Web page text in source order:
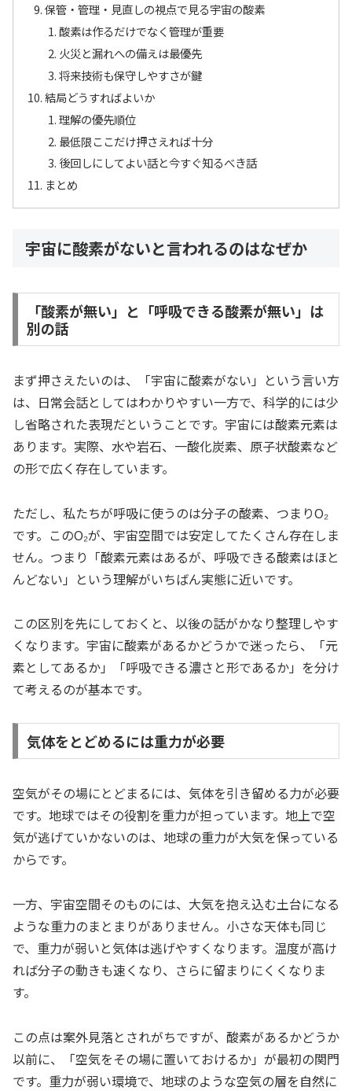
保管・管理・見直しの視点で見る宇宙の酸素
酸素は作るだけでなく管理が重要
火災と漏れへの備えは最優先
将来技術も保守しやすさが鍵
結局どうすればよいか
理解の優先順位
最低限ここだけ押さえれば十分
後回しにしてよい話と今すぐ知るべき話
まとめ
宇宙に酸素がないと言われるのはなぜか
「酸素が無い」と「呼吸できる酸素が無い」は
別の話
まず押さえたいのは、「宇宙に酸素がない」という言い方
は、日常会話としてはわかりやすい一方で、科学的には少
し省略された表現だということです。宇宙には酸素元素は
あります。実際、水や岩石、一酸化炭素、原子状酸素など
の形で広く存在しています。
ただし、私たちが呼吸に使うのは分子の酸素、つまりO₂
です。このO₂が、宇宙空間では安定してたくさん存在しま
せん。つまり「酸素元素はあるが、呼吸できる酸素はほと
んどない」という理解がいちばん実態に近いです。
この区別を先にしておくと、以後の話がかなり整理しやす
くなります。宇宙に酸素があるかどうかで迷ったら、「元
素としてあるか」「呼吸できる濃さと形であるか」を分け
て考えるのが基本です。
気体をとどめるには重力が必要
空気がその場にとどまるには、気体を引き留める力が必要
です。地球ではその役割を重力が担っています。地上で空
気が逃げていかないのは、地球の重力が大気を保っている
からです。
一方、宇宙空間そのものには、大気を抱え込む土台になる
ような重力のまとまりがありません。小さな天体も同じ
で、重力が弱いと気体は逃げやすくなります。温度が高け
れば分子の動きも速くなり、さらに留まりにくくなりま
す。
この点は案外見落とされがちですが、酸素があるかどうか
以前に、「空気をその場に置いておけるか」が最初の関門
です。重力が弱い環境で、地球のような空気の層を自然に